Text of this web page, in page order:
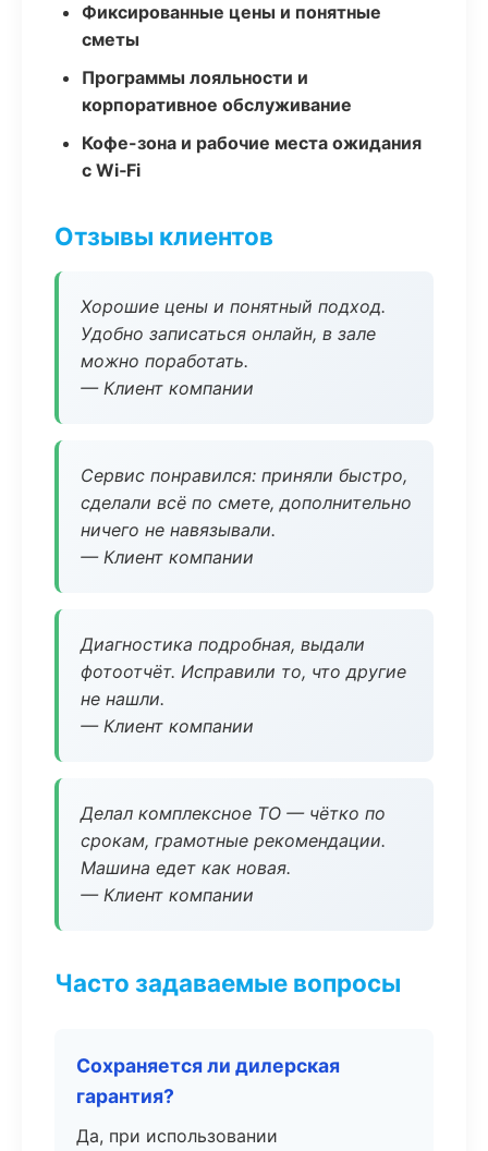
Фиксированные цены и понятные
сметы
Программы лояльности и
корпоративное обслуживание
Кофе-зона и рабочие места ожидания
с Wi‑Fi
Отзывы клиентов
Хорошие цены и понятный подход.
Удобно записаться онлайн, в зале
можно поработать.
— Клиент компании
Сервис понравился: приняли быстро,
сделали всё по смете, дополнительно
ничего не навязывали.
— Клиент компании
Диагностика подробная, выдали
фотоотчёт. Исправили то, что другие
не нашли.
— Клиент компании
Делал комплексное ТО — чётко по
срокам, грамотные рекомендации.
Машина едет как новая.
— Клиент компании
Часто задаваемые вопросы
Сохраняется ли дилерская
гарантия?
Да, при использовании